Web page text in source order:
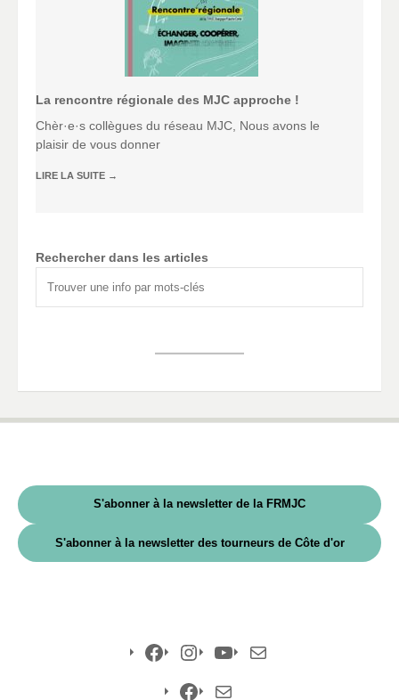
La rencontre régionale des MJC approche !
Chèr·e·s collègues du réseau MJC, Nous avons le
plaisir de vous donner
LIRE LA SUITE →
Rechercher dans les articles
S'abonner à la newsletter de la FRMJC
S'abonner à la newsletter des tourneurs de Côte d'or
Facebook